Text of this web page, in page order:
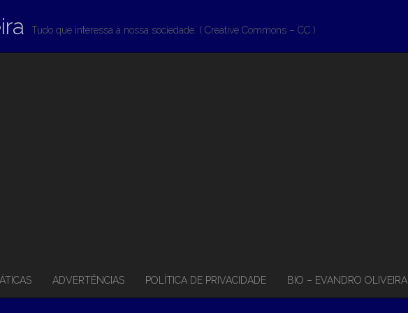
Tudo que interessa à nossa sociedade. ( Creative Commons – CC )
ADVERTÊNCIAS POLÍTICA DE PRIVACIDADE BIO – EVANDRO OLIVEIRA